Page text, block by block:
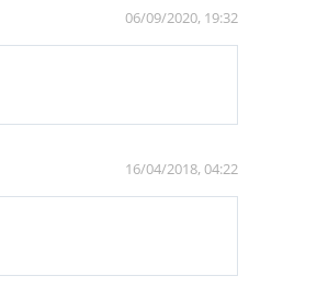
06/09/2020, 19:32
16/04/2018, 04:22